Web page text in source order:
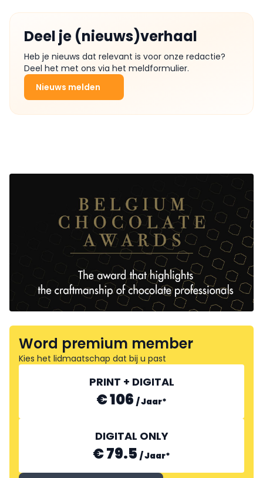
Deel je (nieuws)verhaal
Heb je nieuws dat relevant is voor onze redactie?
Deel het met ons via het meldformulier.
Nieuws melden
Word premium member
Kies het lidmaatschap dat bij u past
PRINT + DIGITAL
€ 106 /Jaar*
DIGITAL ONLY
€ 79.5 /Jaar*